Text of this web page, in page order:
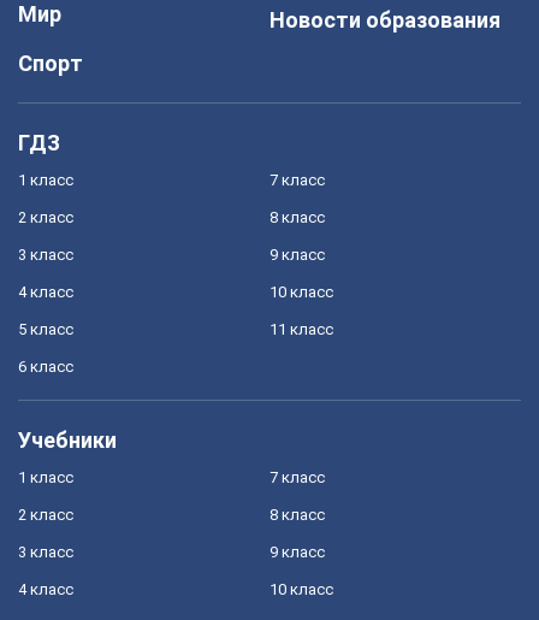
Мир
Спорт
Новости образования
ГДЗ
1 класс
2 класс
3 класс
4 класс
5 класс
6 класс
7 класс
8 класс
9 класс
10 класс
11 класс
Учебники
1 класс
2 класс
3 класс
4 класс
7 класс
8 класс
9 класс
10 класс